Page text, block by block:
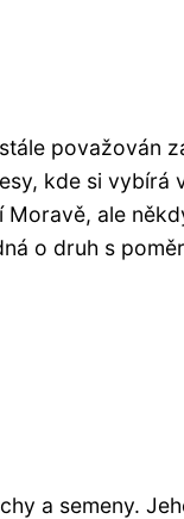
považován
kde si vybírá
Moravě, ale
o druh s
a semeny.